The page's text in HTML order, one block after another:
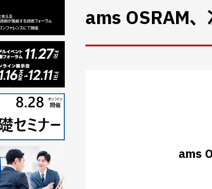
ams OSRAM
ams